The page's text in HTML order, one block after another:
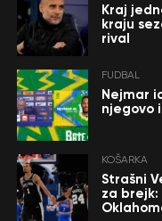
Kraj
kraju
rival
FUDBAL
Nejmar
njegovo
KOŠARKA
Strašni
za brejk: